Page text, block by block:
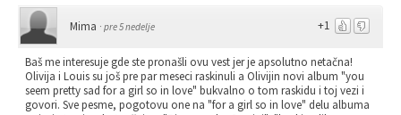
+1
Mima · pre 5 nedelje
Baš me interesuje gde ste pronašli ovu vest jer je apsolutno netačna!
Olivija i Louis su još pre par meseci raskinuli a Olivijin novi album "you
seem pretty sad for a girl so in love" bukvalno o tom raskidu i toj vezi i
govori. Sve pesme, pogotovu one na "for a girl so in love" delu albuma